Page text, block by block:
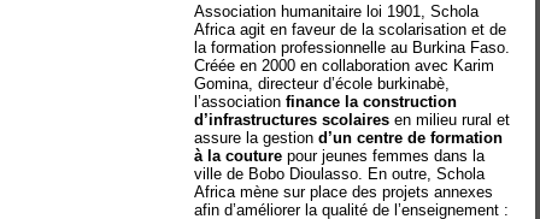
Association humanitaire loi 1901, Schola
Africa agit en faveur de la scolarisation et de
la formation professionnelle au Burkina Faso.
Créée en 2000 en collaboration avec Karim
Gomina, directeur d’école burkinabè,
l’associationfinance la construction
d’infrastructures scolaires en milieu rural et
assure la gestiond’un centre de formation
à la couture pour jeunes femmes dans la
ville de Bobo Dioulasso. En outre, Schola
Africa mène sur place des projets annexes
afin d’améliorer la qualité de l’enseignement :